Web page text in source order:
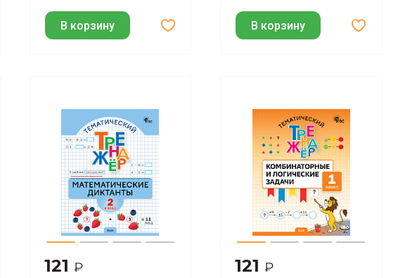
В корзину
В корзину
121 ₽ 121₽